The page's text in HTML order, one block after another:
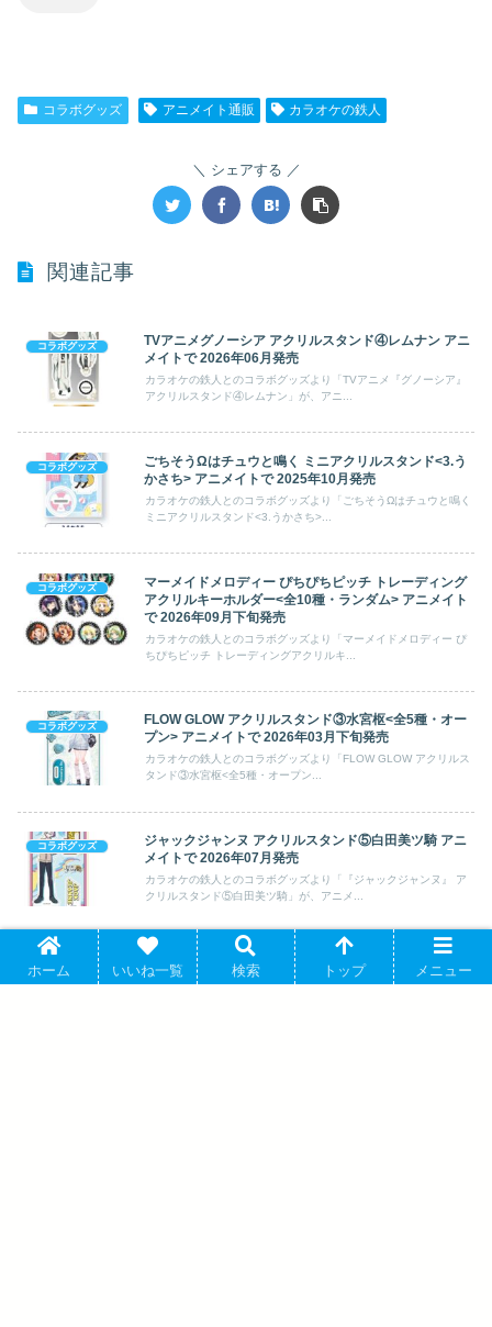
コラボグッズ アニメイト通販 カラオケの鉄人
シェアする
関連記事
コラボグッズ
TVアニメグノーシア アクリルスタンド④レムナン アニ
メイトで 2026年06月発売
カラオケの鉄人とのコラボグッズより「TVアニメ『グノーシア』
アクリルスタンド④レムナン」が、アニ...
コラボグッズ
ごちそうΩはチュウと鳴く ミニアクリルスタンド<3.う
かさち> アニメイトで 2025年10月発売
カラオケの鉄人とのコラボグッズより「ごちそうΩはチュウと鳴く
ミニアクリルスタンド<3.うかさち>...
コラボグッズ
マーメイドメロディー ぴちぴちピッチ トレーディング
アクリルキーホルダー<全10種・ランダム> アニメイト
で 2026年09月下旬発売
カラオケの鉄人とのコラボグッズより「マーメイドメロディー ぴ
ちぴちピッチ トレーディングアクリルキ...
コラボグッズ
FLOW GLOW アクリルスタンド③水宮枢<全5種・オー
プン> アニメイトで 2026年03月下旬発売
カラオケの鉄人とのコラボグッズより「FLOW GLOW アクリルス
タンド③水宮枢<全5種・オープン...
コラボグッズ
ジャックジャンヌ アクリルスタンド⑤白田美ツ騎 アニ
メイトで 2026年07月発売
カラオケの鉄人とのコラボグッズより「『ジャックジャンヌ』 ア
クリルスタンド⑤白田美ツ騎」が、アニメ...
コラボグッズ
ツキウタ。 トレーディングミニ色紙<全12種・ランダム
> アニメイトで 2026年08月下旬発売
ホーム いいね一覧 検索 トップ メニュー